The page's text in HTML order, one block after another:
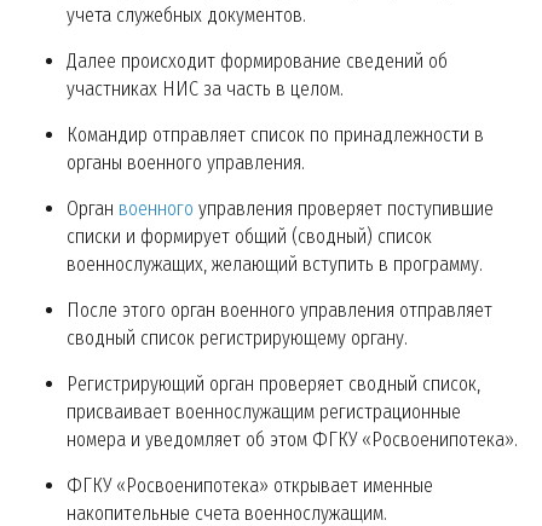
учета служебных документов.
Далее происходит формирование сведений об
участниках НИС за часть в целом.
Командир отправляет список по принадлежности в
органы военного управления.
Орган военного управления проверяет поступившие
списки и формирует общий (сводный) список
военнослужащих, желающий вступить в программу.
После этого орган военного управления отправляет
сводный список регистрирующему органу.
Регистрирующий орган проверяет сводный список,
присваивает военнослужащим регистрационные
номера и уведомляет об этом ФГКУ «Росвоенипотека».
ФГКУ «Росвоенипотека» открывает именные
накопительные счета военнослужащим.